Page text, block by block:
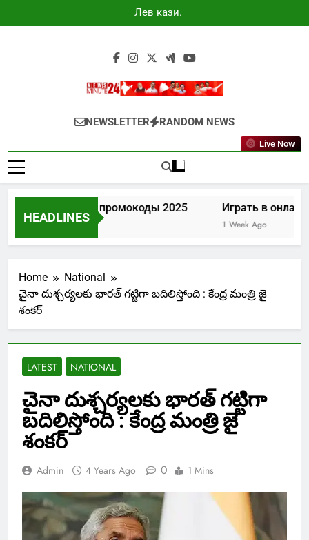
to
Лев казино
промокоды
Newsminute24
Get All Updated Telugu News
NEWSLETTER RANDOM NEWS
Live Now
HEADLINES
Лев казино промокоды 2025
5 Days Ago
Играть в
1 Week Ago
Home
National
చైనా దుశ్చర్యలకు భారత్ గట్టిగా బదిలిస్తోంది : కేంద్ర మంత్రి జై
శంకర్
LATEST NATIONAL
చైనా దుశ్చర్యలకు భారత్ గట్టిగా
బదిలిస్తోంది : కేంద్ర మంత్రి జై
శంకర్
Admin 4 Years Ago 0 1 Mins